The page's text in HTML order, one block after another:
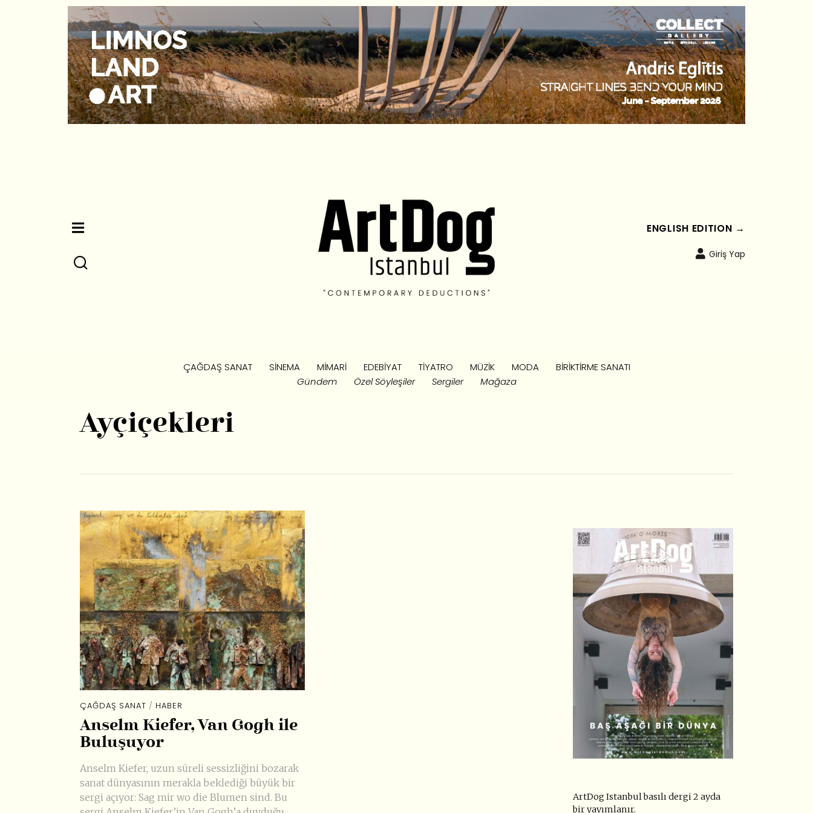
ENGLISH EDITION →
Giriş Yap
ÇAĞDAŞ SANAT SINEMA MIMARI EDEBIYAT TIYATRO MÜZIK MODA
BIRIKTIRME SANATI
Gündem
Özel Söyleşiler Sergiler Mağaza
Ayçiçekleri
ÇAĞDAŞ SANAT / HABER
Anselm Kiefer, Van Gogh ile
Buluşuyor
Anselm Kiefer, uzun süreli sessizliğini bozarak
sanat dünyasının merakla beklediği büyük bir
sergi açıyor: Sag mir wo die Blumen sind. Bu
ArtDog Istanbul basılı dergi 2 ayda
bir yayımlanır.